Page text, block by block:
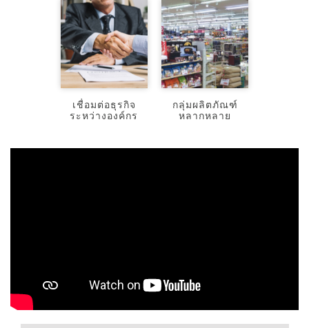
เชื่อมต่อธุรกิจ
ระหว่างองค์กร
กลุ่มผลิตภัณฑ์
หลากหลาย